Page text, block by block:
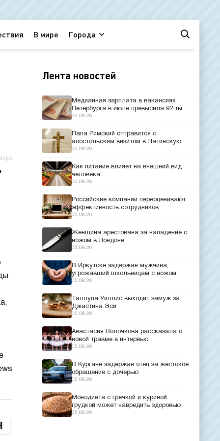
В мире Города
Лента новостей
Медианная зарплата в вакансиях
Петербурга в июле превысила 92 тыс.
рублей
06.08.26
Папа Римский отправится с
апостольским визитом в Латинскую
Америку
06.08.26
Как питание влияет на внешний вид
человека
06.08.26
Российские компании переоценивают
эффективность сотрудников
06.08.26
Женщина арестована за нападение с
ножом в Лондоне
05.08.26
В Иркутске задержан мужчина,
угрожавший школьницам с ножом
05.08.26
Таллула Уиллис выходит замуж за
Джастина Эси
05.08.26
Анастасия Волочкова рассказала о
новой травме в интервью
05.08.26
В Кургане задержан отец за жестокое
обращение с дочерью
05.08.26
Монодиета с гречкой и куриной
грудкой может навредить здоровью
05.08.26